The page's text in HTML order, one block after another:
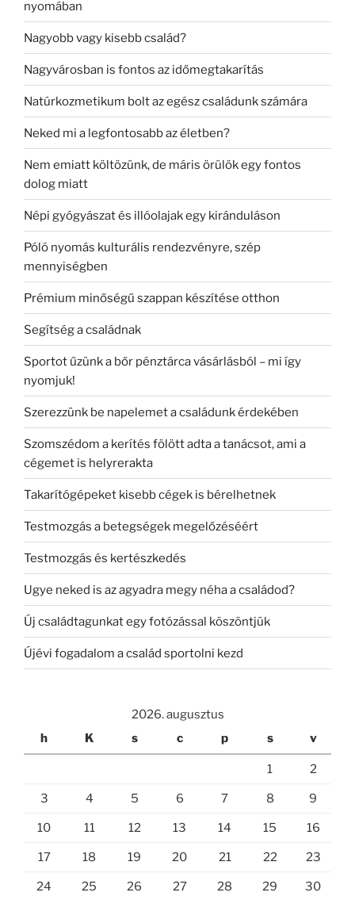
nyomában
Nagyobb vagy kisebb család?
Nagyvárosban is fontos az időmegtakarítás
Natúrkozmetikum bolt az egész családunk számára
Neked mi a legfontosabb az életben?
Nem emiatt költözünk, de máris örülök egy fontos
dolog miatt
Népi gyógyászat és illóolajak egy kiránduláson
Póló nyomás kulturális rendezvényre, szép
mennyiségben
Prémium minőségű szappan készítése otthon
Segítség a családnak
Sportot űzünk a bőr pénztárca vásárlásból – mi így
nyomjuk!
Szerezzünk be napelemet a családunk érdekében
Szomszédom a kerítés fölött adta a tanácsot, ami a
cégemet is helyrerakta
Takarítógépeket kisebb cégek is bérelhetnek
Testmozgás a betegségek megelőzéséért
Testmozgás és kertészkedés
Ugye neked is az agyadra megy néha a családod?
Új családtagunkat egy fotózással köszöntjük
Újévi fogadalom a család sportolni kezd
2026. augusztus
h
K s c p s v
1 2
3 4 5 6 7 8 9
10 11 12 13 14 15 16
17 18 19 20 21 22 23
24 25 26 27 28 29 30